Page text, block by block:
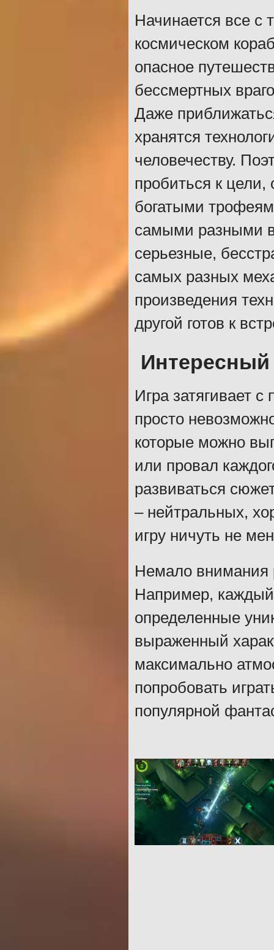
Начинается все с
космическом
опасное
бессмертных
Даже
хранятся
человечеству.
пробиться к цели,
богатыми
самыми разными
серьезные,
самых разных
произведения
другой готов к
Игра затягивает
просто
которые можно
или провал
развиваться
– нейтральных,
игру ничуть не
Немало внимания
Например,
определенные
выраженный
максимально
попробовать
популярной